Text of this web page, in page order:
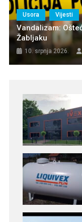
Usora Vijesti
Vandalizam:
Žabljaku
10. srpnja 2026.